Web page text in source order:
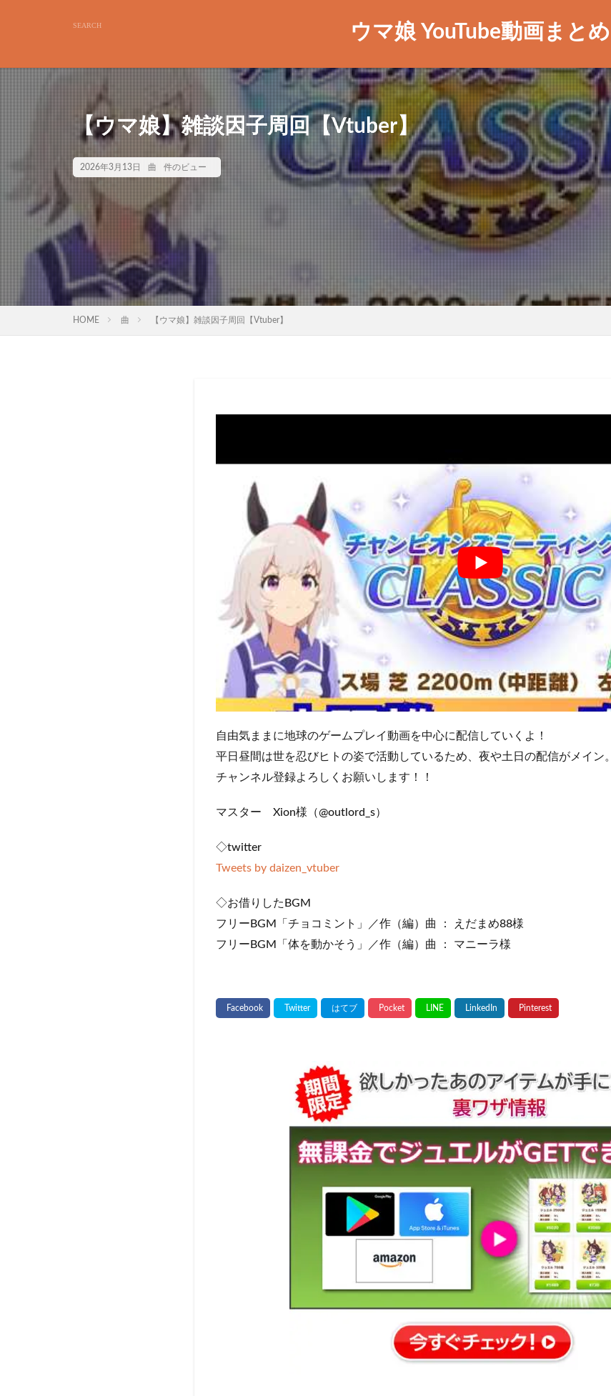
ウマ娘 YouTube動画まとめ
【ウマ娘】雑談因子周回【Vtuber】
2026年3月13日 曲 件のビュー
HOME 曲 【ウマ娘】雑談因子周回【Vtuber】
自由気ままに地球のゲームプレイ動画を中心に配信していくよ！
平日昼間は世を忍びヒトの姿で活動しているため、夜や土日の配信がメイン。
チャンネル登録よろしくお願いします！！
マスター Xion様（@outlord_s）
◇twitter
Tweets by daizen_vtuber
◇お借りしたBGM
フリーBGM「チョコミント」／作（編）曲 ： えだまめ88様
フリーBGM「体を動かそう」／作（編）曲 ： マニーラ様